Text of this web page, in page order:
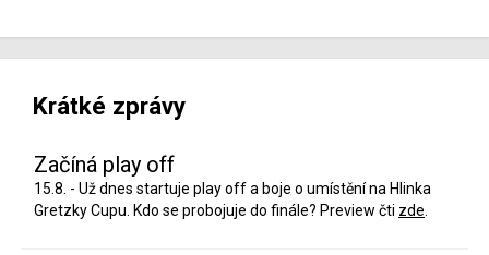
Krátké zprávy
Začíná play off
15.8. - Už dnes startuje play off a boje o umístění na Hlinka
Gretzky Cupu. Kdo se probojuje do finále? Preview čti zde